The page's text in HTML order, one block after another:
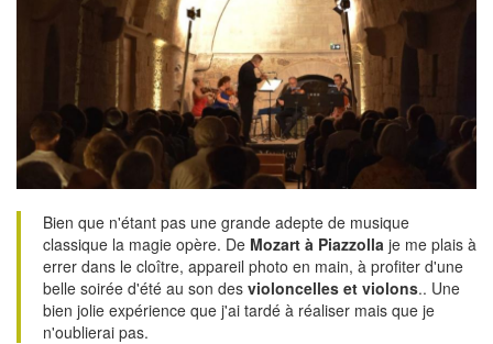
Bien que n'étant pas une grande adepte de musique
classique la magie opère. De Mozart à Piazzolla je me plais à
errer dans le cloître, appareil photo en main, à profiter d'une
belle soirée d'été au son des violoncelles et violons.. Une
bien jolie expérience que j'ai tardé à réaliser mais que je
n'oublierai pas.